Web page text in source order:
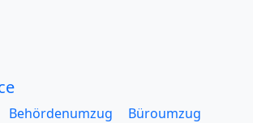
Behördenumzug
Büroumzug